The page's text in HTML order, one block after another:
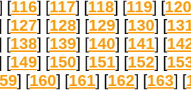
[116] [117] [118] [119] [120
[127] [128] [129] [130] [
[138] [139] [140] [141] [
[149] [150] [151] [152] [
] [160] [161] [162] [163] [